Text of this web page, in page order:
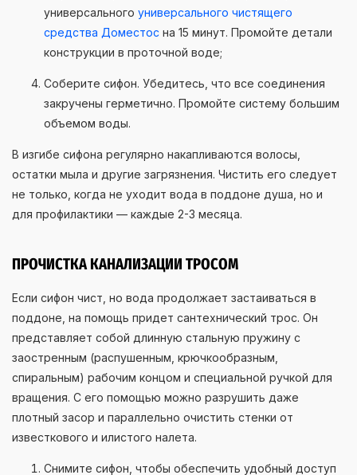
универсального универсального чистящего
средства Доместос на 15 минут. Промойте детали
конструкции в проточной воде;
Соберите сифон. Убедитесь, что все соединения
закручены герметично. Промойте систему большим
объемом воды.
В изгибе сифона регулярно накапливаются волосы,
остатки мыла и другие загрязнения. Чистить его следует
не только, когда не уходит вода в поддоне душа, но и
для профилактики — каждые 2-3 месяца.
ПРОЧИСТКА КАНАЛИЗАЦИИ ТРОСОМ
Если сифон чист, но вода продолжает застаиваться в
поддоне, на помощь придет сантехнический трос. Он
представляет собой длинную стальную пружину с
заостренным (распушенным, крючкообразным,
спиральным) рабочим концом и специальной ручкой для
вращения. С его помощью можно разрушить даже
плотный засор и параллельно очистить стенки от
известкового и илистого налета.
Снимите сифон, чтобы обеспечить удобный доступ